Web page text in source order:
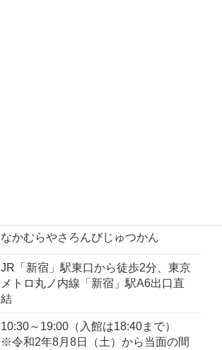
なかむらやさろんびじゅつかん
JR「新宿」駅東口から徒歩2分、東京
メトロ丸ノ内線「新宿」駅A6出口直
結
10:30～19:00（入館は18:40まで）
※令和2年8月8日（土）から当面の間